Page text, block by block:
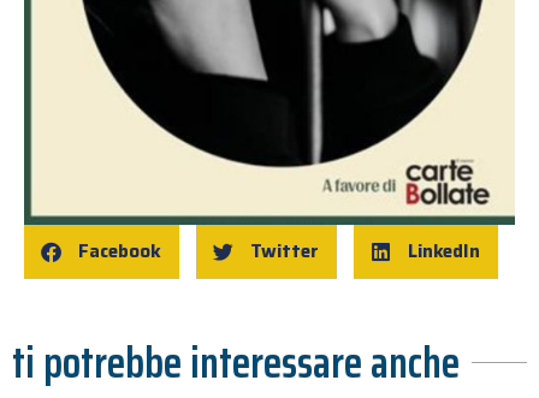
Facebook Twitter LinkedIn
ti potrebbe interessare anche